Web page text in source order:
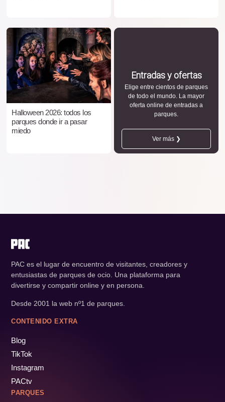
Halloween 2026: todos los
parques donde ir a pasar
miedo
Entradas y ofertas
Elige entre cientos de parques
de todo el mundo. La mayor
oferta online de entradas a
parques.
Ver más ❯
PAC es el lugar de encuentro de visitantes, creadores y
entusiastas de parques de ocio. Una plataforma para
divertirse y compartir online y en persona.
Desde 2001 la web nº1 de parques.
CONTENIDO EXTRA
Blog
TikTok
Instagram
PACtv
PARQUES